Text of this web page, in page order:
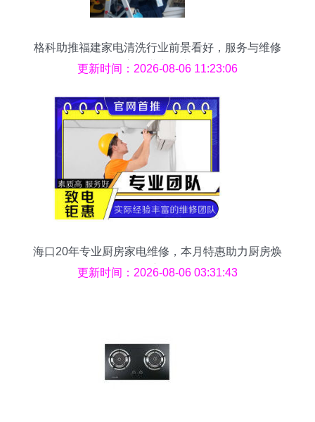
格科助推福建家电清洗行业前景看好，服务与维修
市场潜力巨大
更新时间：2026-08-06 11:23:06
海口20年专业厨房家电维修，本月特惠助力厨房焕
新
更新时间：2026-08-06 03:31:43